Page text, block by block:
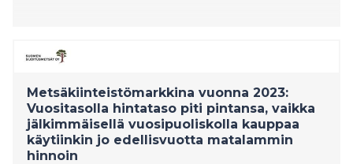
Metsäkiinteistömarkkina vuonna 2023:
Vuositasolla hintataso piti pintansa, vaikka
jälkimmäisellä vuosipuoliskolla kauppaa
käytiinkin jo edellisvuotta matalammin
hinnoin